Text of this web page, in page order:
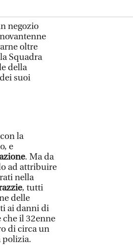
negozio
oltre
Squadra
della
suoi
la
e
. Ma da
ad attribuire
nella
, tutti
delle
ai danni di
che il 32enne
di circa un
polizia.